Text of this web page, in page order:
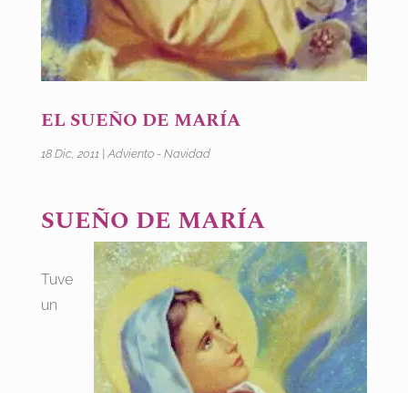
EL SUEÑO DE MARÍA
18 Dic, 2011 |Adviento - Navidad
SUEÑO DE MARÍA
Tuve
un